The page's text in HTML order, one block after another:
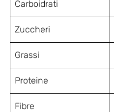
Carboidrati
Zuccheri
Grassi
Proteine
Fibre